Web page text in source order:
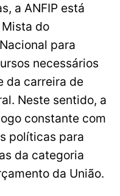
a ANFIP está
do
para
necessários
da carreira de
Neste sentido, a
constante com
políticas para
da categoria
da União.